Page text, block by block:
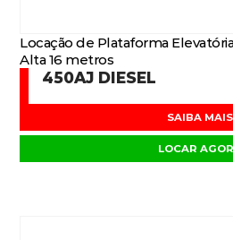
Locação de Plataforma
Alta 16 metros
450AJ DIESEL
SAIBA MAIS
LOCAR